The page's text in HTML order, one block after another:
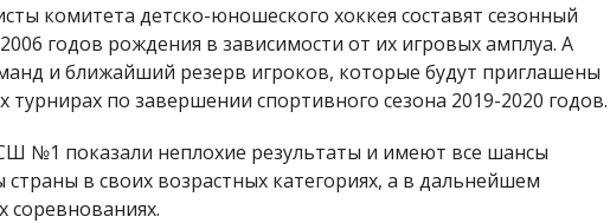
комитета детско-юношеского хоккея составят сезонный
годов рождения в зависимости от их игровых амплуа. А
и ближайший резерв игроков, которые будут приглашены
турнирах по завершении спортивного сезона 2019-2020 годов.
№1 показали неплохие результаты и имеют все шансы
в своих возрастных категориях, а в дальнейшем